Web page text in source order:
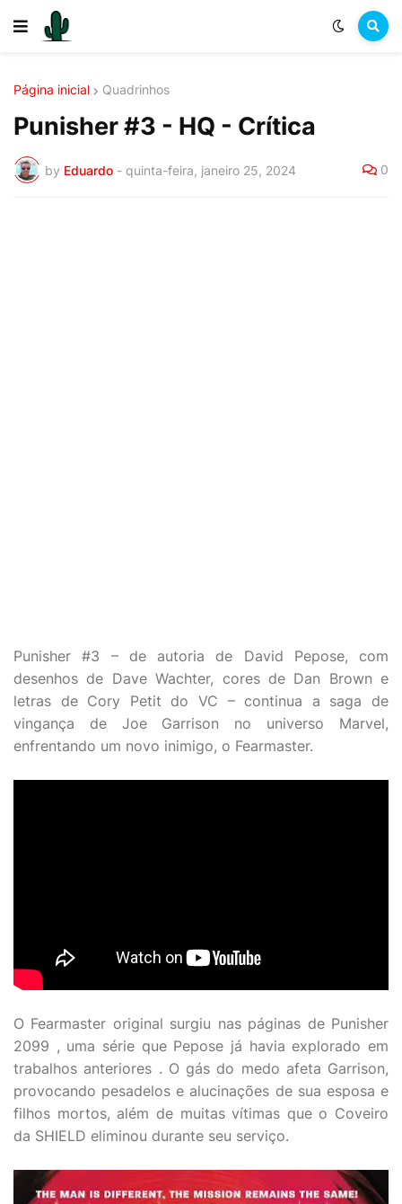
Página inicial Quadrinhos
Punisher #3 - HQ - Crítica
by Eduardo - quinta-feira, janeiro 25, 2024 0
Punisher #3 – de autoria de David Pepose, com
desenhos de Dave Wachter, cores de Dan Brown e
letras de Cory Petit do VC – continua a saga de
vingança de Joe Garrison no universo Marvel,
enfrentando um novo inimigo, o Fearmaster.
O Fearmaster original surgiu nas páginas de Punisher
2099 , uma série que Pepose já havia explorado em
trabalhos anteriores . O gás do medo afeta Garrison,
provocando pesadelos e alucinações de sua esposa e
filhos mortos, além de muitas vítimas que o Coveiro
da SHIELD eliminou durante seu serviço.